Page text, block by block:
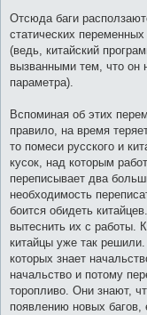
Отсюда баги
статических
(ведь, китайский
вызванными тем, что он
параметра).
Вспоминая об этих
правило, на время
то помеси русского и
кусок, над которым
переписывает два
необходимость
боится обидеть
вытеснить их с работы.
китайцы уже так
которых знает
начальство и потому
торопливо. Они знают,
появлению новых